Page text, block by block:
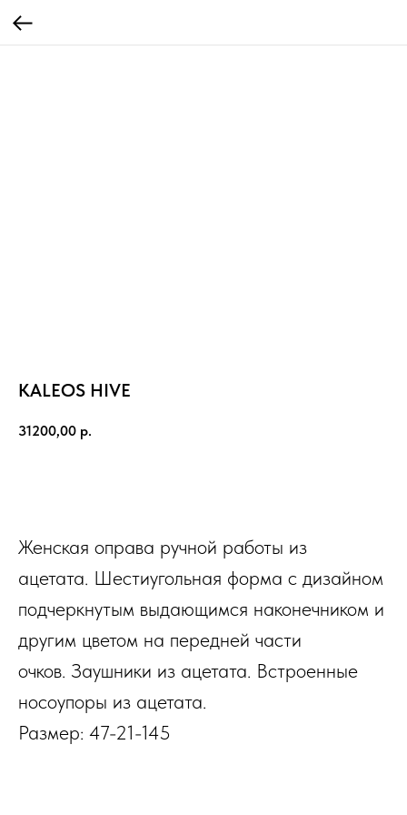
KALEOS HIVE
31200,00 р.
Женская оправа ручной работы из
ацетата. Шестиугольная форма с дизайном
подчеркнутым выдающимся наконечником и
другим цветом на передней части
очков. Заушники из ацетата. Встроенные
носоупоры из ацетата.
Размер: 47-21-145